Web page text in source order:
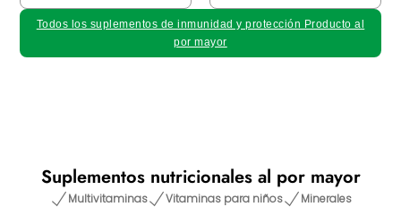
Todos los suplementos de inmunidad y protección Producto al
por mayor
Suplementos nutricionales al por mayor
Multivitaminas Vitaminas para niños
Minerales